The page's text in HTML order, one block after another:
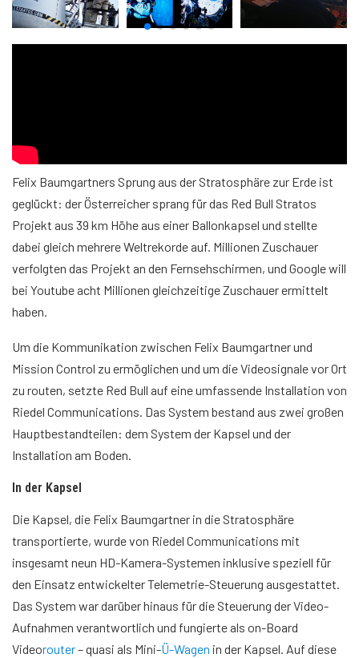
Felix Baumgartners Sprung aus der Stratosphäre zur Erde ist
geglückt: der Österreicher sprang für das Red Bull Stratos
Projekt aus 39 km Höhe aus einer Ballonkapsel und stellte
dabei gleich mehrere Weltrekorde auf. Millionen Zuschauer
verfolgten das Projekt an den Fernsehschirmen, und Google will
bei Youtube acht Millionen gleichzeitige Zuschauer ermittelt
haben.
Um die Kommunikation zwischen Felix Baumgartner und
Mission Control zu ermöglichen und um die Videosignale vor Ort
zu routen, setzte Red Bull auf eine umfassende Installation von
Riedel Communications. Das System bestand aus zwei großen
Hauptbestandteilen: dem System der Kapsel und der
Installation am Boden.
In der Kapsel
Die Kapsel, die Felix Baumgartner in die Stratosphäre
transportierte, wurde von Riedel Communications mit
insgesamt neun HD-Kamera-Systemen inklusive speziell für
den Einsatz entwickelter Telemetrie-Steuerung ausgestattet.
Das System war darüber hinaus für die Steuerung der Video-
Aufnahmen verantwortlich und fungierte als on-Board
Videorouter– quasi als Mini-Ü-Wagen in der Kapsel. Auf diese